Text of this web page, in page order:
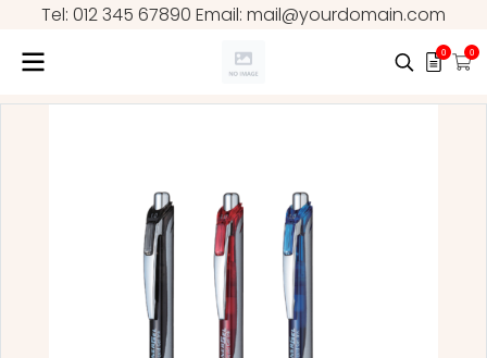
Tel: 012 345 67890 Email: mail@yourdomain.com
0 0